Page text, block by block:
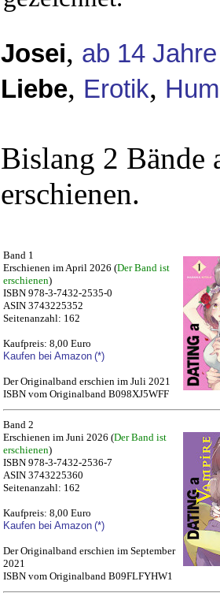
Josei, ab 14 Jahre
Liebe, Erotik,
Bislang 2 Bände
erschienen.
Band 1
Erschienen im April 2026 (Der Band ist
erschienen)
ISBN 978-3-7432-2535-0
ASIN 3743225352
Seitenanzahl: 162
Kaufpreis: 8,00 Euro
Kaufen bei Amazon (*)
Der Originalband erschien im Juli 2021
ISBN vom Originalband B098XJ5WFF
Band 2
Erschienen im Juni 2026 (Der Band ist
erschienen)
ISBN 978-3-7432-2536-7
ASIN 3743225360
Seitenanzahl: 162
Kaufpreis: 8,00 Euro
Kaufen bei Amazon (*)
Der Originalband erschien im September
2021
ISBN vom Originalband B09FLFYHW1